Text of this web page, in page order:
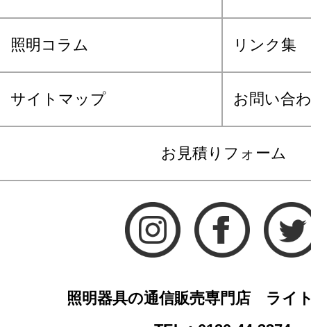
照明コラム リンク集
サイトマップ お問い合
お見積りフォーム
照明器具の通信販売専門店 ライ